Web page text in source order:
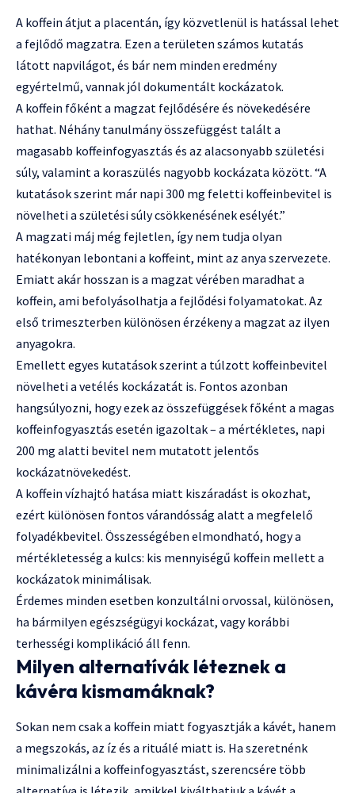
A koffein átjut a placentán, így közvetlenül is hatással lehet
a fejlődő magzatra. Ezen a területen számos kutatás
látott napvilágot, és bár nem minden eredmény
egyértelmű, vannak jól dokumentált kockázatok.
A koffein főként a magzat fejlődésére és növekedésére
hathat. Néhány tanulmány összefüggést talált a
magasabb koffeinfogyasztás és az alacsonyabb születési
súly, valamint a koraszülés nagyobb kockázata között. “A
kutatások szerint már napi 300 mg feletti koffeinbevitel is
növelheti a születési súly csökkenésének esélyét.”
A magzati máj még fejletlen, így nem tudja olyan
hatékonyan lebontani a koffeint, mint az anya szervezete.
Emiatt akár hosszan is a magzat vérében maradhat a
koffein, ami befolyásolhatja a fejlődési folyamatokat. Az
első trimeszterben különösen érzékeny a magzat az ilyen
anyagokra.
Emellett egyes kutatások szerint a túlzott koffeinbevitel
növelheti a vetélés kockázatát is. Fontos azonban
hangsúlyozni, hogy ezek az összefüggések főként a magas
koffeinfogyasztás esetén igazoltak – a mértékletes, napi
200 mg alatti bevitel nem mutatott jelentős
kockázatnövekedést.
A koffein vízhajtó hatása miatt kiszáradást is okozhat,
ezért különösen fontos várandósság alatt a megfelelő
folyadékbevitel. Összességében elmondható, hogy a
mértékletesség a kulcs: kis mennyiségű koffein mellett a
kockázatok minimálisak.
Érdemes minden esetben konzultálni orvossal, különösen,
ha bármilyen egészségügyi kockázat, vagy korábbi
terhességi komplikáció áll fenn.
Milyen alternatívák léteznek a
kávéra kismamáknak?
Sokan nem csak a koffein miatt fogyasztják a kávét, hanem
a megszokás, az íz és a rituálé miatt is. Ha szeretnénk
minimalizálni a koffeinfogyasztást, szerencsére több